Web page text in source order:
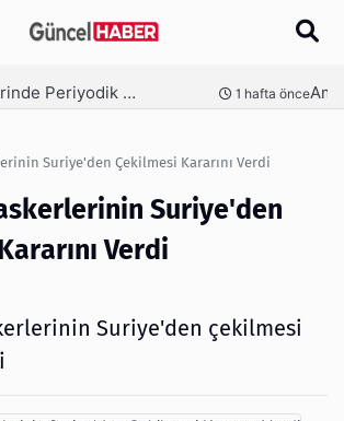
3 hafta önce
Suriye'den Çekilmesi Kararını Verdi
Suriye'den
Verdi
Suriye'den çekilmesi